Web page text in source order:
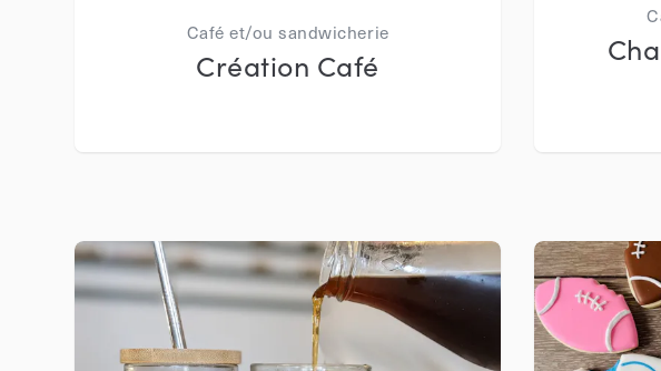
Café et/ou sandwicherie
Création Café